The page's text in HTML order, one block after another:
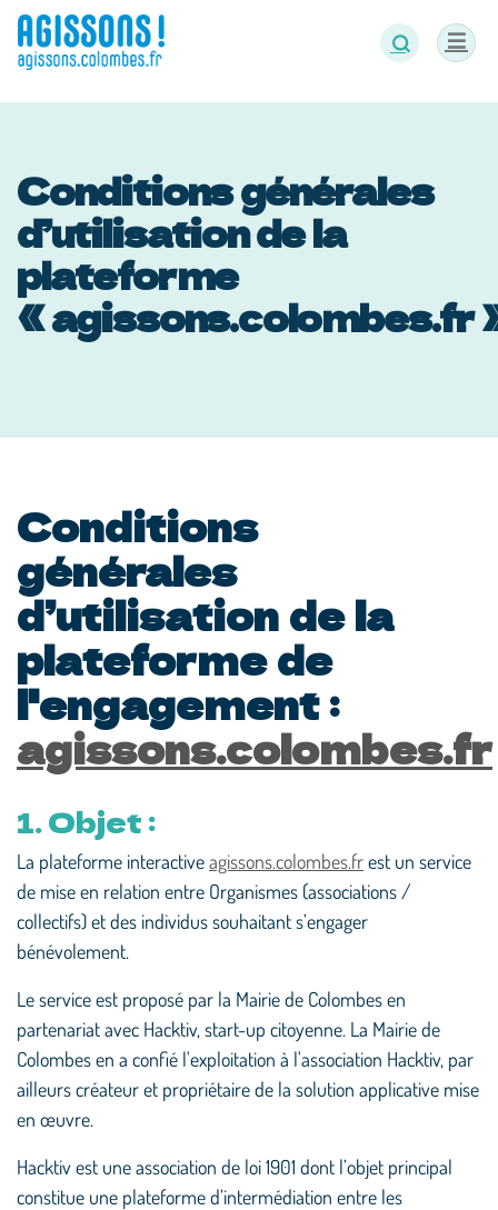
Conditions générales
d’utilisation de la
plateforme
« agissons.colombes.fr
Conditions
générales
d’utilisation de la
plateforme de
l'engagement :
agissons.colombes.fr
1. Objet :
La plateforme interactiveagissons.colombes.frest un service
de mise en relation entre Organismes (associations /
collectifs) et des individus souhaitant s’engager
bénévolement.
Le service est proposé par la Mairie de Colombes en
partenariat avec Hacktiv, start-up citoyenne. La Mairie de
Colombes en a confié l'exploitation à l'association Hacktiv, par
ailleurs créateur et propriétaire de la solution applicative mise
en œuvre.
Hacktiv est une association de loi 1901 dont l’objet principal
constitue une plateforme d’intermédiation entre les
Panneau de gestion des cookies